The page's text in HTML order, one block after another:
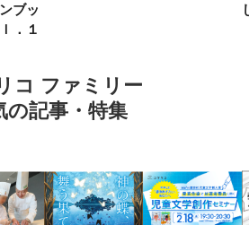
ブッ
．１
コ ファミリー
の記事・特集